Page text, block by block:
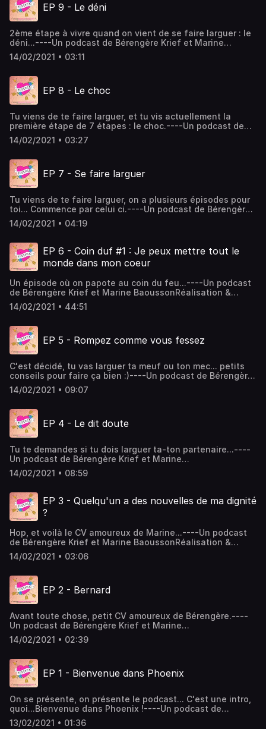
EP 9 - Le déni
2ème étape à vivre quand on vient de se faire larguer : le
déni...----Un podcast de Bérengère Krief et Marine
BaoussonRéalisation & musique : Romain
Baoussongraphisme : Juliette Poney Hébergé par Acast.
14/02/2021 • 03:11
EP 8 - Le choc
Tu viens de te faire larguer, et tu vis actuellement la
première étape de 7 étapes : le choc.----Un podcast de
Bérengère Krief et Marine BaoussonRéalisation & musique
: Romain Baoussongraphisme : Juliette Poney Hébergé par
14/02/2021 • 03:27
EP 7 - Se faire larguer
Tu viens de te faire larguer, on a plusieurs épisodes pour
toi... Commence par celui ci.----Un podcast de Bérengère
Krief et Marine BaoussonRéalisation & musique : Romain
Baoussongraphisme : Juliette Poney Hébergé par Acast.
14/02/2021 • 04:19
EP 6 - Coin duf #1 : Je peux mettre tout le
monde dans mon coeur
Un épisode où on papote au coin du feu...----Un podcast
de Bérengère Krief et Marine BaoussonRéalisation &
musique : Romain Baoussongraphisme : Juliette Poney
Hébergé par Acast. Visitez acast.com/privacy pour plus
14/02/2021 • 44:51
EP 5 - Rompez comme vous fessez
C'est décidé, tu vas larguer ta meuf ou ton mec... petits
conseils pour faire ça bien :)----Un podcast de Bérengère
Krief et Marine BaoussonRéalisation & musique : Romain
Baoussongraphisme : Juliette Poney Hébergé par Acast.
14/02/2021 • 09:07
EP 4 - Le dit doute
Tu te demandes si tu dois larguer ta-ton partenaire...----
Un podcast de Bérengère Krief et Marine
BaoussonRéalisation & musique : Romain
Baoussongraphisme : Juliette Poney Hébergé par Acast.
14/02/2021 • 08:59
EP 3 - Quelqu'un a des nouvelles de ma dignité
?
Hop, et voilà le CV amoureux de Marine...----Un podcast
de Bérengère Krief et Marine BaoussonRéalisation &
musique : Romain Baoussongraphisme : Juliette Poney
Hébergé par Acast. Visitez acast.com/privacy pour plus
14/02/2021 • 03:06
EP 2 - Bernard
Avant toute chose, petit CV amoureux de Bérengère.----
Un podcast de Bérengère Krief et Marine
BaoussonRéalisation & musique : Romain
Baoussongraphisme : Juliette Poney Hébergé par Acast.
14/02/2021 • 02:39
EP 1 - Bienvenue dans Phoenix
On se présente, on présente le podcast... C'est une intro,
quoi...Bienvenue dans Phoenix !----Un podcast de
Bérengère Krief et Marine BaoussonRéalisation & musique
13/02/2021 • 01:36